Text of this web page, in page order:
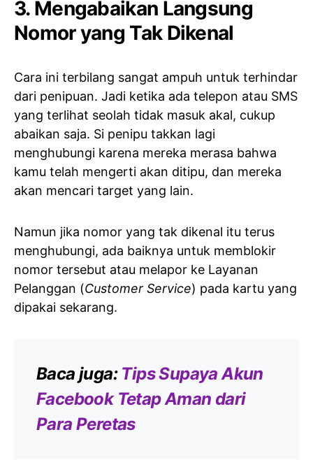
3. Mengabaikan Langsung
Nomor yang Tak Dikenal
Cara ini terbilang sangat ampuh untuk terhindar
dari penipuan. Jadi ketika ada telepon atau SMS
yang terlihat seolah tidak masuk akal, cukup
abaikan saja. Si penipu takkan lagi
menghubungi karena mereka merasa bahwa
kamu telah mengerti akan ditipu, dan mereka
akan mencari target yang lain.
Namun jika nomor yang tak dikenal itu terus
menghubungi, ada baiknya untuk memblokir
nomor tersebut atau melapor ke Layanan
Pelanggan (Customer Service) pada kartu yang
dipakai sekarang.
Baca juga: Tips Supaya Akun
Facebook Tetap Aman dari
Para Peretas